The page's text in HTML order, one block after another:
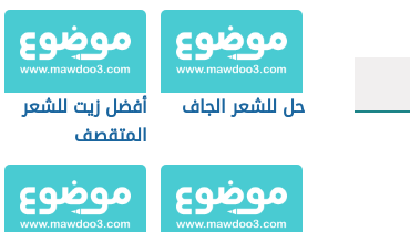
المتساقط
حل للشعر الجاف
أفضل زيت للشعر
المتقصف